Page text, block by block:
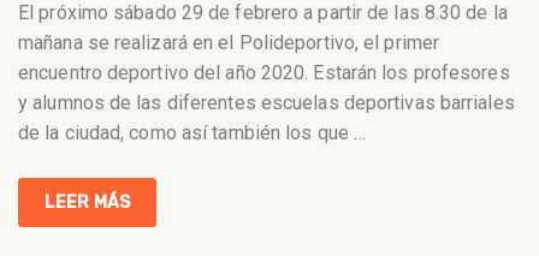
El próximo sábado 29 de febrero a partir de las 8.30 de la
mañana se realizará en el Polideportivo, el primer
encuentro deportivo del año 2020. Estarán los profesores
y alumnos de las diferentes escuelas deportivas barriales
de la ciudad, como así también los que …
LEER MÁS